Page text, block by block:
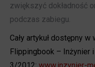
zwiększyć dokładność
podczas zabiegu.
Cały artykuł dostępny
Flippingbook – Inżynier